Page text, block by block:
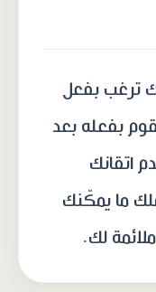
ترغب بفعل
بفعله بعد
اتقانك
ما يمكّنك
لك.